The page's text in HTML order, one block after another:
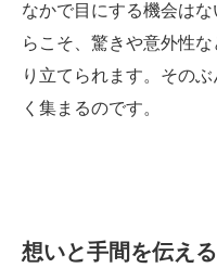
なかで目にする機会は
らこそ、驚きや意外性
り立てられます。その
く集まるのです。
想いと手間を伝え